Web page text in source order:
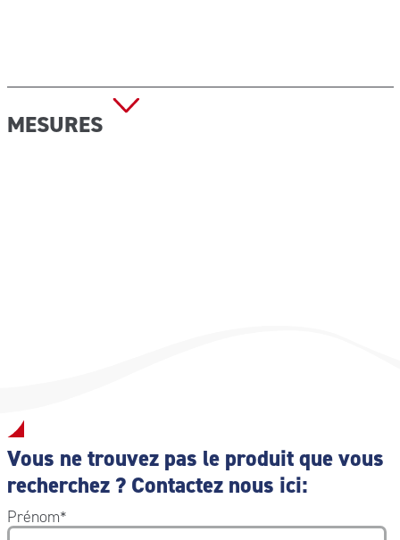
MESURES
Vous ne trouvez pas le produit que vous
recherchez ? Contactez nous ici:
Prénom*